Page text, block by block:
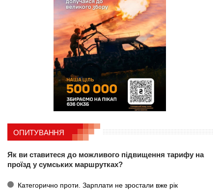
ОПИТУВАННЯ
Як ви ставитеся до можливого підвищення тарифу на
проїзд у сумських маршрутках?
Категорично проти. Зарплати не зростали вже рік